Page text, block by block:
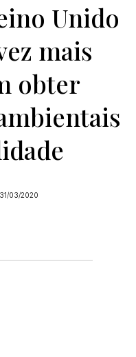
Unido
mais
obter
31/03/2020